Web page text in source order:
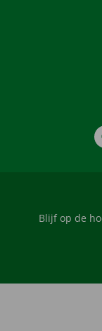
Blijf op de